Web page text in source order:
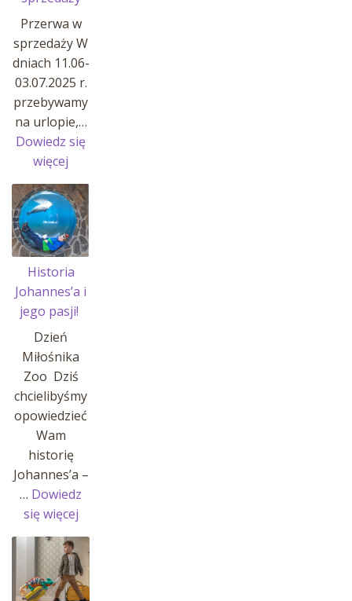
Przerwa w
sprzedaży W
dniach 11.06-
03.07.2025 r.
przebywamy
na urlopie,…
Dowiedz się
więcej
Przerwa
w
sprzedaży
Historia
Johannes’a i
jego pasji!
Dzień
Miłośnika
Zoo Dziś
chcielibyśmy
opowiedzieć
Wam
historię
Johannes’a –
… Dowiedz
się więcej:
Historia
Johannes’a
i
jego